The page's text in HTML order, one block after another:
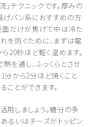
」テクニックです。厚みの
げパン系におすすめの方
面だけが焦げて中は冷た
を防ぐために、まずは電
20秒ほど軽く温めます。
を通し、ふっくらとさせ
分から2分ほど焼くこと
ことができます。
用しましょう。糖分の多
あるいはチーズがトッピン